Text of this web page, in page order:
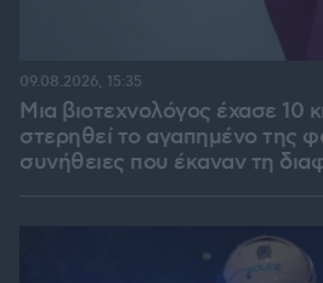
Μια βιοτεχνολόγος έχασε 10
στερηθεί το αγαπημένο της
συνήθειες που έκαναν τη
09.08.2026, 15:35